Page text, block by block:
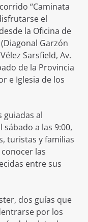
“Caminata
el
la Oficina de
Garzón
Sarsfield, Av.
de la Provincia
e Iglesia de los
guiadas al
a las 9:00,
turistas y familias
las
entre sus
dos guías que
por los